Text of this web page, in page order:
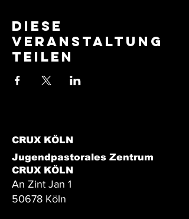
Diese
Veranstaltung
teilen
CRUX KÖLN
Jugendpastorales Zentrum
CRUX KÖLN
An Zint Jan 1
50678 Köln